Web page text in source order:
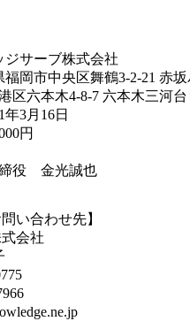
サーブ株式会社
市中央区舞鶴3-2-21 赤坂
区六本木4-8-7 六本木三河
3月16日
円
役 金光誠也
い合わせ先】
会社